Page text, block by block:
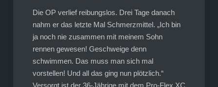
Die OP verlief reibungslos. Drei Tage danach
nahm er das letzte Mal Schmerzmittel. „Ich bin
ja noch nie zusammen mit meinem Sohn
rennen gewesen! Geschweige denn
schwimmen. Das muss man sich mal
vorstellen! Und all das ging nun plötzlich.“
Versorgt ist der 36-Jährige mit dem Pro-Flex XC